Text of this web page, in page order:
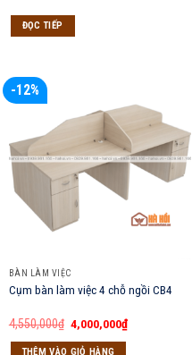
ĐỌC TIẾP
-12%
BÀN LÀM VIỆC
Cụm bàn làm việc 4 chỗ ngồi CB4
4,550,000₫ Giá
gốc
là:
4,000,000₫Giá
hiện
THÊM VÀO GIỎ HÀNG